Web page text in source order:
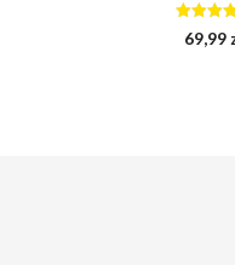
5.00na
69,99